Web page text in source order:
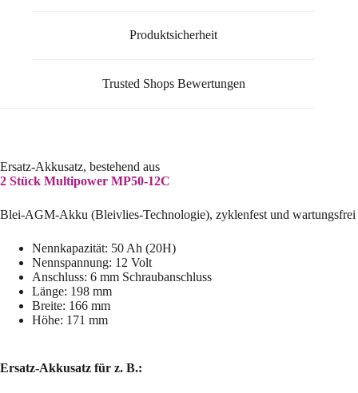
Produktsicherheit
Trusted Shops Bewertungen
Ersatz-Akkusatz, bestehend aus
2 Stück Multipower MP50-12C
Blei-AGM-Akku (Bleivlies-Technologie), zyklenfest und wartungsfrei
Nennkapazität: 50 Ah (20H)
Nennspannung: 12 Volt
Anschluss: 6 mm Schraubanschluss
Länge: 198 mm
Breite: 166 mm
Höhe: 171 mm
Ersatz-Akkusatz für z. B.: